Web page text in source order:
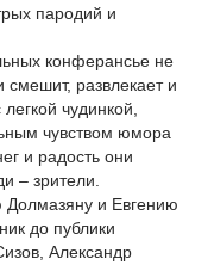
пародий и
конферансье не
смешит, развлекает и
чудинкой,
чувством юмора
и радость они
– зрители.
Долмазяну и Евгению
до публики
Александр